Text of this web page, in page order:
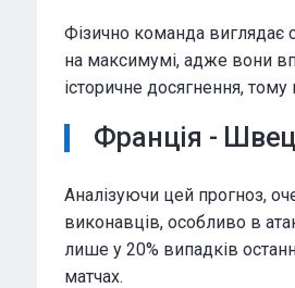
Фізично команда виглядає
на максимумі, адже вони
історичне досягнення,
Франція -
Аналізуючи цей прогноз,
виконавців, особливо в
лише у 20% випадків
матчах.